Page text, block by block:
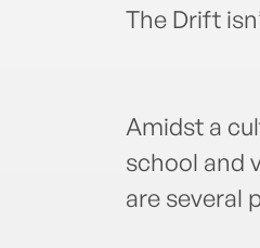
The Drift
Amidst a
school and
are several